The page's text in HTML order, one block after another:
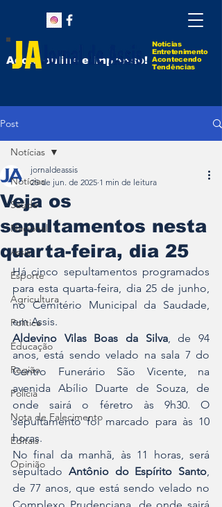
Notícias
Entretenimento
Acontecendo
Tendências
Agora online e impresso!
Post
Notícias
Saúde
Nacional
Assis
Esporte
Agricultura
Política
Educação
Região
Polícia
Nota de Falecimento
Editais
Opinião
Notícias
Veja os
sepultamentos nesta
quarta-feira, dia 25
jornaldeassis
25 de jun. de 2025 1 min de leitura
Há cinco sepultamentos programados
para esta quarta-feira, dia 25 de junho,
no Cemitério Municipal da Saudade,
em Assis.
Aldevino Vilas Boas da Silva, de 94
anos, está sendo velado na sala 7 do
Centro Funerário São Vicente, na
avenida Abílio Duarte de Souza, de
onde sairá o féretro às 9h30. O
sepultamento foi marcado para às 10
horas.
No final da manhã, às 11 horas, será
sepultado Antônio do Espírito Santo,
de 77 anos, que está sendo velado no